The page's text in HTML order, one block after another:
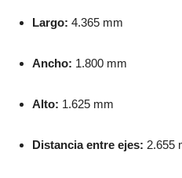
Largo: 4.365 mm
Ancho: 1.800 mm
Alto: 1.625 mm
Distancia entre ejes: 2.655